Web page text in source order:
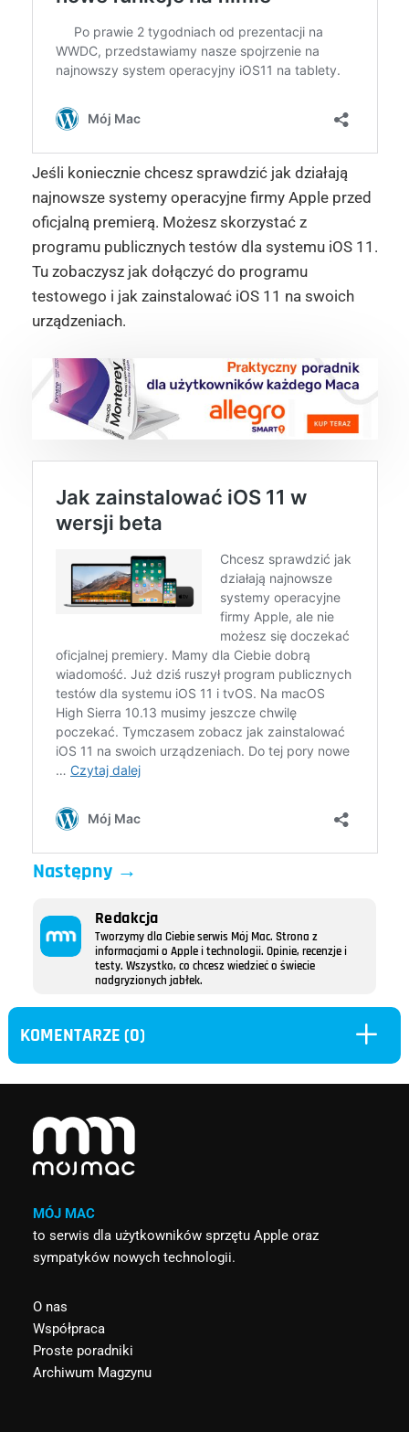
Jeśli koniecznie chcesz sprawdzić jak działają
najnowsze systemy operacyjne firmy Apple przed
oficjalną premierą. Możesz skorzystać z
programu publicznych testów dla systemu iOS 11.
Tu zobaczysz jak dołączyć do programu
testowego i jak zainstalować iOS 11 na swoich
urządzeniach.
Następny→
Redakcja
Tworzymy dla Ciebie serwis Mój Mac. Strona z
informacjami o Apple i technologii. Opinie, recenzje i
testy. Wszystko, co chcesz wiedzieć o świecie
nadgryzionych jabłek.
KOMENTARZE (0) L
MÓJ MAC
to serwis dla użytkowników sprzętu Apple oraz
sympatyków nowych technologii.
O nas
Współpraca
Proste poradniki
Archiwum Magzynu